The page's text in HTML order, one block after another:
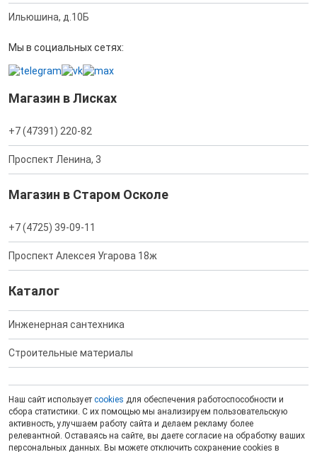
Ильюшина, д.10Б
Мы в социальных сетях:
Магазин в Лисках
+7 (47391) 220-82
Проспект Ленина, 3
Магазин в Старом Осколе
+7 (4725) 39-09-11
Проспект Алексея Угарова 18ж
Каталог
Инженерная сантехника
Строительные материалы
Наш сайт использует cookies для обеспечения работоспособности и
сбора статистики. С их помощью мы анализируем пользовательскую
активность, улучшаем работу сайта и делаем рекламу более
релевантной. Оставаясь на сайте, вы даете согласие на обработку ваших
персональных данных. Вы можете отключить сохранение cookies в